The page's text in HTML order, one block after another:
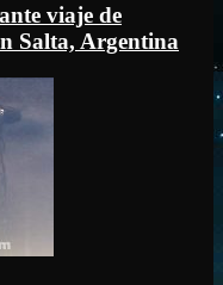
viaje de
Salta, Argentina